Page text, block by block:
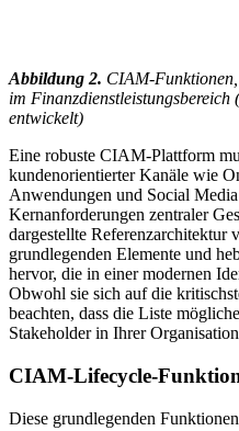
Abbildung 2. CIAM-
im Finanzdienstleistungsbereich
entwickelt)
Eine robuste CIAM-Plattform
kundenorientierter Kanäle wie
Anwendungen und Social
Kernanforderungen zentraler
dargestellte Referenzarchitektur
grundlegenden Elemente und
hervor, die in einer modernen
Obwohl sie sich auf die
beachten, dass die Liste
Stakeholder in Ihrer
CIAM-Lifecycle-
Diese grundlegenden